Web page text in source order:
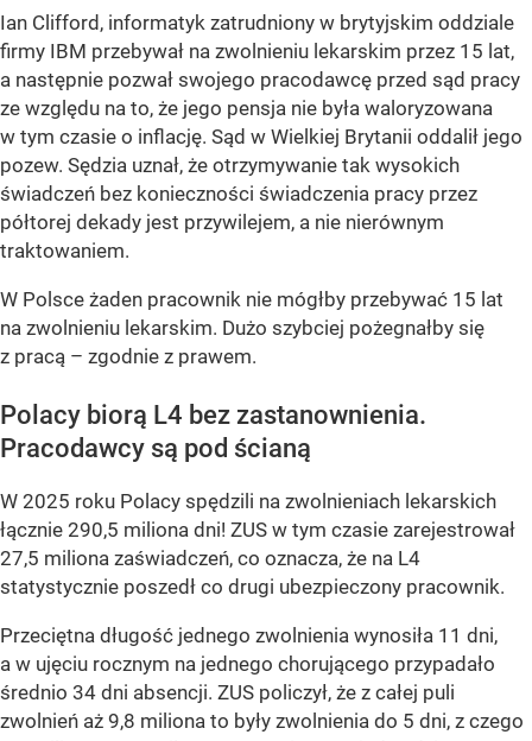
Ian Clifford, informatyk zatrudniony w brytyjskim oddziale
firmy IBM przebywał na zwolnieniu lekarskim przez 15 lat,
a następnie pozwał swojego pracodawcę przed sąd pracy
ze względu na to, że jego pensja nie była waloryzowana
w tym czasie o inflację. Sąd w Wielkiej Brytanii oddalił jego
pozew. Sędzia uznał, że otrzymywanie tak wysokich
świadczeń bez konieczności świadczenia pracy przez
półtorej dekady jest przywilejem, a nie nierównym
traktowaniem.
W Polsce żaden pracownik nie mógłby przebywać 15 lat
na zwolnieniu lekarskim. Dużo szybciej pożegnałby się
z pracą – zgodnie z prawem.
Polacy biorą L4 bez zastanownienia.
Pracodawcy są pod ścianą
W 2025 roku Polacy spędzili na zwolnieniach lekarskich
łącznie 290,5 miliona dni! ZUS w tym czasie zarejestrował
27,5 miliona zaświadczeń, co oznacza, że na L4
statystycznie poszedł co drugi ubezpieczony pracownik.
Przeciętna długość jednego zwolnienia wynosiła 11 dni,
a w ujęciu rocznym na jednego chorującego przypadało
średnio 34 dni absencji. ZUS policzył, że z całej puli
zwolnień aż 9,8 miliona to były zwolnienia do 5 dni, z czego